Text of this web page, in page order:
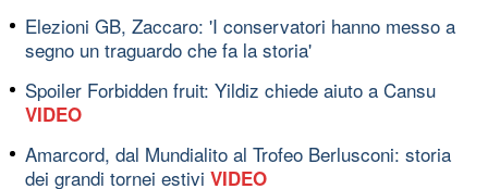
Elezioni GB, Zaccaro: 'I conservatori hanno messo a
segno un traguardo che fa la storia'
Spoiler Forbidden fruit: Yildiz chiede aiuto a Cansu
VIDEO
Amarcord, dal Mundialito al Trofeo Berlusconi: storia
dei grandi tornei estivi VIDEO